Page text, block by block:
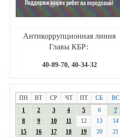
Антикоррупционная линия
Главы КБР:
40-89-70, 40-34-32
ПН ВТ СР ЧТ ПТ СБ
ВС
1
2 3 4 5 6
7
8
9 10 11 12 13
14
15
16 17 18 19 20
21